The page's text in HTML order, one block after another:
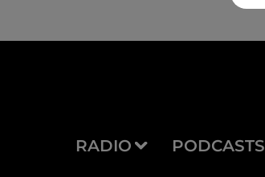
RADIO PODCASTS